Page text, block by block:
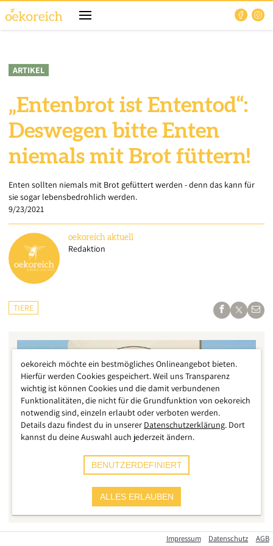
ARTIKEL
„Entenbrot ist Ententod“:
Deswegen bitte Enten
niemals mit Brot füttern!
Enten sollten niemals mit Brot gefüttert werden - denn das kann für
sie sogar lebensbedrohlich werden.
9/23/2021
oekoreich aktuell
Redaktion
TIERE
In immer mehr Städten, wie hier in Witzenhausen, wird vor der
Impressum Datenschutz AGB
oekoreich möchte ein bestmögliches Onlineangebot bieten.
Hierfür werden Cookies gespeichert. Weil uns Transparenz
wichtig ist können Cookies und die damit verbundenen
Funktionalitäten, die nicht für die Grundfunktion von oekoreich
notwendig sind, einzeln erlaubt oder verboten werden.
Details dazu findest du in unserer Datenschutzerklärung. Dort
kannst du deine Auswahl auch jederzeit ändern.
BENUTZERDEFINIERT
ALLES ERLAUBEN